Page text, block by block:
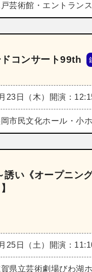
芸術館・エントラン
コンサート99th
23日（木） 開演：
市民文化ホール・小
い《オープニン
25日（土） 開演：
県立芸術劇場びわ湖